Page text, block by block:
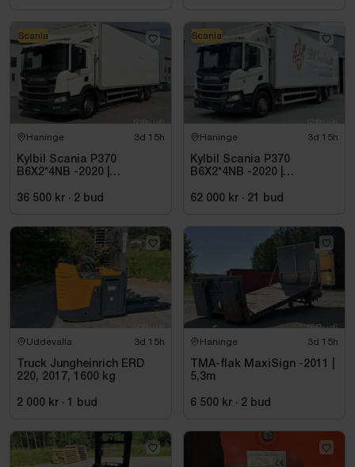
Haninge 3d 15h
Kylbil Scania P370
B6X2*4NB -2020 |
36 500 kr · 2 bud
Scania
Haninge 3d 15h
Kylbil Scania P370
B6X2*4NB -2020 |
62 000 kr · 21 bud
Scania
Uddevalla 3d 15h
Truck Jungheinrich ERD
220, 2017, 1600 kg
2 000 kr · 1 bud
Haninge 3d 15h
TMA-flak MaxiSign -2011 |
5,3m
6 500 kr · 2 bud